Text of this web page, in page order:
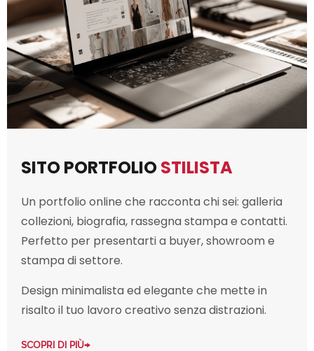
SITO PORTFOLIOSTILISTA
Un portfolio online che racconta chi sei: galleria
collezioni, biografia, rassegna stampa e contatti.
Perfetto per presentarti a buyer, showroom e
stampa di settore.
Design minimalista ed elegante che mette in
risalto il tuo lavoro creativo senza distrazioni.
SCOPRI DI PIÙ